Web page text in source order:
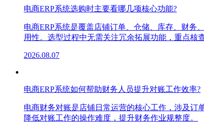
电商ERP系统选购时主要看哪几项核心功能?
电商ERP系统是覆盖店铺订单、仓储、库存、财
用性。选型过程中无需关注冗余拓展功能，重点核
2026.08.07
电商ERP系统如何帮助财务人员提升对账工作效率?
电商财务对账是店铺日常运营的核心工作，涉及订
降低对账工作的操作难度，提升财务作业规整度。